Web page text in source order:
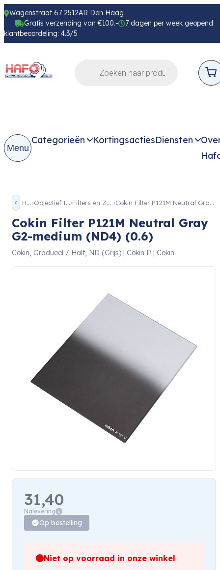
Wagenstraat 67 2512AR Den Haag
Gratis verzending van €100.-
7 dagen per week geopend
klantbeoordeling: 4.3/5
Menu
Categorieën KortingsactiesDiensten
Home Objectief toebehoren Filters en Zonnekappen Cokin Filter P121M Neutral Gray G2-medium (ND4) (0.6)
Cokin Filter P121M Neutral Gray
G2-medium (ND4) (0.6)
Cokin, Gradueel / Half, ND (Grijs) | Cokin P | Cokin
31,40
Nalevering
Op bestelling
Niet op voorraad in onze winkel